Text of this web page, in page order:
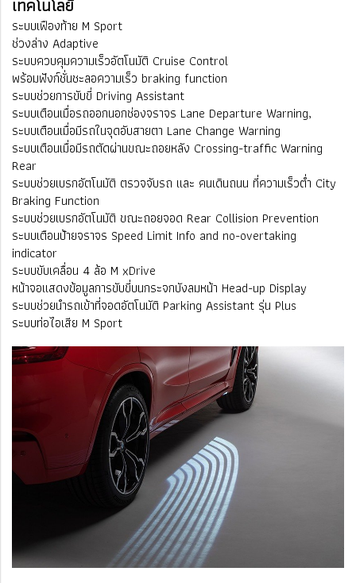
เทคโนโลยี
ระบบเฟืองท้าย M Sport
ช่วงล่าง Adaptive
ระบบควบคุมความเร็วอัตโนมัติ Cruise Control
พร้อมฟังก์ชั่นชะลอความเร็ว braking function
ระบบช่วยการขับขี่ Driving Assistant
ระบบเตือนเมื่อรถออกนอกช่องจราจร Lane Departure Warning,
ระบบเตือนเมื่อมีรถในจุดอับสายตา Lane Change Warning
ระบบเตือนเมื่อมีรถตัดผ่านขณะถอยหลัง Crossing-traffic Warning
Rear
ระบบช่วยเบรกอัตโนมัติ ตรวจจับรถ และ คนเดินถนน ที่ความเร็วต่ำ City
Braking Function
ระบบช่วยเบรกอัตโนมัติ ขณะถอยจอด Rear Collision Prevention
ระบบเตือนป้ายจราจร Speed Limit Info and no-overtaking
indicator
ระบบขับเคลื่อน 4 ล้อ M xDrive
หน้าจอแสดงข้อมูลการขับขี่บนกระจกบังลมหน้า Head-up Display
ระบบช่วยนำรถเข้าที่จอดอัตโนมัติ Parking Assistant รุ่น Plus
ระบบท่อไอเสีย M Sport